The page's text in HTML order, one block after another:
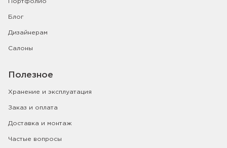
Портфолио
Блог
Дизайнерам
Салоны
Полезное
Хранение и эксплуатация
Заказ и оплата
Доставка и монтаж
Частые вопросы